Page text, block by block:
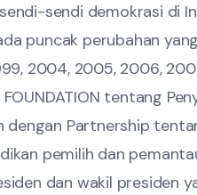
sendi demokrasi di
puncak perubahan
2004, 2005, 2006,
tentang
Partnership
pemilih dan
dan wakil presiden